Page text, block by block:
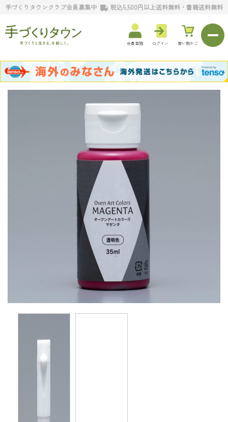
手づくりタウンクラブ会員募集中 税込5,500円以上送料無料・書籍送料無料
会員登録 ログイン 買い物かご